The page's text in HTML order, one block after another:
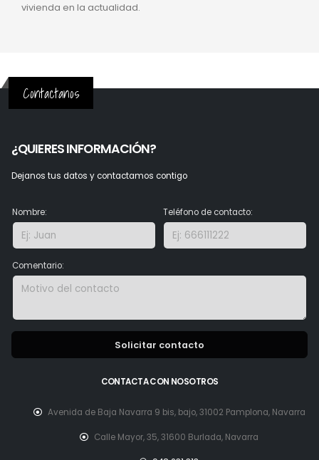
vivienda en la actualidad.
Contactanos
¿QUIERES INFORMACIÓN?
Dejanos tus datos y contactamos contigo
Nombre: Teléfono de contacto:
Comentario:
Solicitar contacto
CONTACTA CON NOSOTROS
Avenida de Baja Navarra 9 bis, bajo, 31002 Pamplona, Navarra
Calle Mayor, 35, 31600 Burlada, Navarra